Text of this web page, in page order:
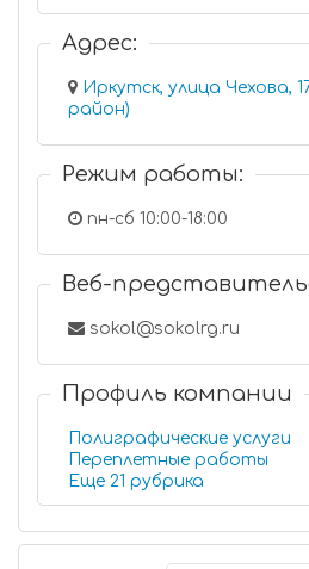
Адрес:
Иркутск, улица Чехова,
район)
Режим работы:
пн-сб 10:00-18:00
Веб-
sokol@sokolrg.ru
Профиль компании
Полиграфические услуги
Переплетные работы
Еще 21 рубрика